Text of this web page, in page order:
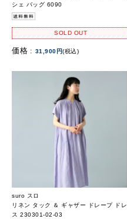
シェ バッグ 6090
SOLD OUT
価格 : 31,900円(税込)
suro スロ
リネン タック ＆ ギャザー ドレープ ドレ
ス 230301-02-03